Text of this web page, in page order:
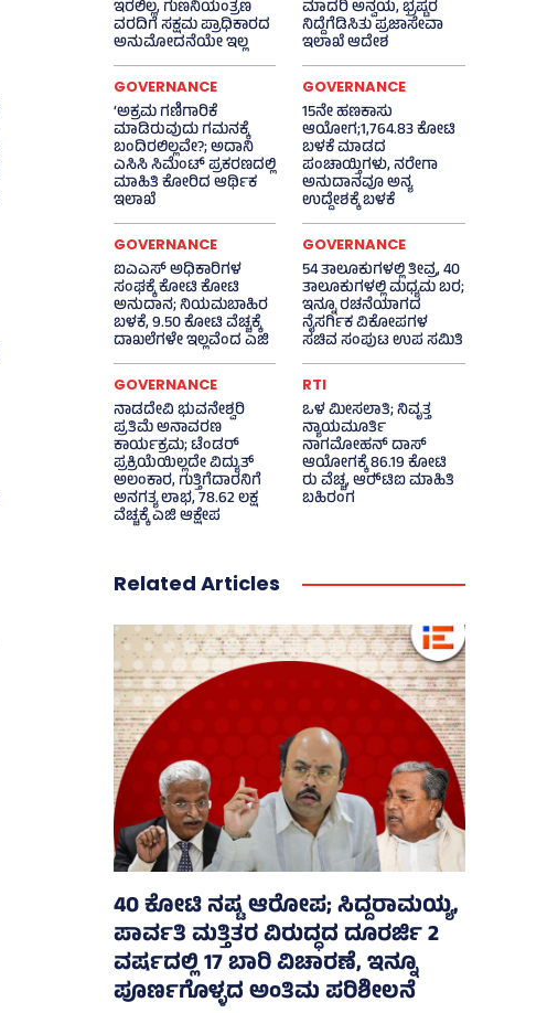
ಇರಲಿಲ್ಲ, ಗುಣನಿಯಂತ್ರಣ
ವರದಿಗೆ ಸಕ್ಷಮ ಪ್ರಾಧಿಕಾರದ
ಅನುಮೋದನೆಯೇ ಇಲ್ಲ
ಮಾದರಿ ಅನ್ವಯ, ಭ್ರಷ್ಟರ
ನಿದ್ದೆಗೆಡಿಸಿತು ಪ್ರಜಾಸೇವಾ
ಇಲಾಖೆ ಆದೇಶ
GOVERNANCE
‘ಅಕ್ರಮ ಗಣಿಗಾರಿಕೆ
ಮಾಡಿರುವುದು ಗಮನಕ್ಕೆ
ಬಂದಿರಲಿಲ್ಲವೇ?; ಅದಾನಿ
ಎಸಿಸಿ ಸಿಮೆಂಟ್ ಪ್ರಕರಣದಲ್ಲಿ
ಮಾಹಿತಿ ಕೋರಿದ ಆರ್ಥಿಕ
ಇಲಾಖೆ
GOVERNANCE
15ನೇ ಹಣಕಾಸು
ಆಯೋಗ;1,764.83 ಕೋಟಿ
ಬಳಕೆ ಮಾಡದ
ಪಂಚಾಯ್ತಿಗಳು, ನರೇಗಾ
ಅನುದಾನವೂ ಅನ್ಯ
ಉದ್ದೇಶಕ್ಕೆ ಬಳಕೆ
GOVERNANCE
ಐಎಎಸ್‌ ಅಧಿಕಾರಿಗಳ
ಸಂಘಕ್ಕೆ ಕೋಟಿ ಕೋಟಿ
ಅನುದಾನ; ನಿಯಮಬಾಹಿರ
ಬಳಕೆ, 9.50 ಕೋಟಿ ವೆಚ್ಚಕ್ಕೆ
ದಾಖಲೆಗಳೇ ಇಲ್ಲವೆಂದ ಎಜಿ
GOVERNANCE
54 ತಾಲೂಕುಗಳಲ್ಲಿ ತೀವ್ರ, 40
ತಾಲೂಕುಗಳಲ್ಲಿ ಮಧ್ಯಮ ಬರ;
ಇನ್ನೂ ರಚನೆಯಾಗದ
ನೈಸರ್ಗಿಕ ವಿಕೋಪಗಳ
ಸಚಿವ ಸಂಪುಟ ಉಪ ಸಮಿತಿ
GOVERNANCE
ನಾಡದೇವಿ ಭುವನೇಶ್ವರಿ
ಪ್ರತಿಮೆ ಅನಾವರಣ
ಕಾರ್ಯಕ್ರಮ; ಟೆಂಡರ್
ಪ್ರಕ್ರಿಯೆಯಿಲ್ಲದೇ ವಿದ್ಯುತ್‌
ಅಲಂಕಾರ, ಗುತ್ತಿಗೆದಾರನಿಗೆ
ಅನಗತ್ಯ ಲಾಭ, 78.62 ಲಕ್ಷ
ವೆಚ್ಚಕ್ಕೆ ಎಜಿ ಆಕ್ಷೇಪ
RTI
ಒಳ ಮೀಸಲಾತಿ; ನಿವೃತ್ತ
ನ್ಯಾಯಮೂರ್ತಿ
ನಾಗಮೋಹನ್ ದಾಸ್
ಆಯೋಗಕ್ಕೆ 86.19 ಕೋಟಿ
ರು ವೆಚ್ಚ, ಆರ್‍‌ಟಿಐ ಮಾಹಿತಿ
ಬಹಿರಂಗ
Related Articles
40 ಕೋಟಿ ನಷ್ಟ ಆರೋಪ; ಸಿದ್ದರಾಮಯ್ಯ,
ಪಾರ್ವತಿ ಮತ್ತಿತರ ವಿರುದ್ಧದ ದೂರರ್ಜಿ 2
ವರ್ಷದಲ್ಲಿ 17 ಬಾರಿ ವಿಚಾರಣೆ, ಇನ್ನೂ
ಪೂರ್ಣಗೊಳ್ಳದ ಅಂತಿಮ ಪರಿಶೀಲನೆ